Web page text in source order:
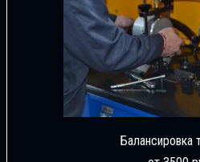
Балансировка